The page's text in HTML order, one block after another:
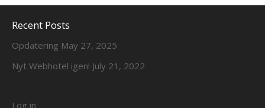
Recent Posts
Opdatering May 27, 2025
Nyt Webhotel igen! July 21, 2022
Log in